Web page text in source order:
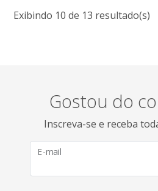
Exibindo 10 de 13 resultado(s)
Gostou do
Inscreva-se e receba
E-mail